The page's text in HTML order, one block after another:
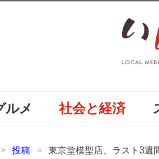
ルメ 社会と経済
投稿 東京堂模型店、ラスト3週